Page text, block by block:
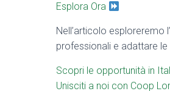
Esplora Ora
Nell’articolo esploreremo
professionali e adattare
Scopri le opportunità in
Unisciti a noi con Coop